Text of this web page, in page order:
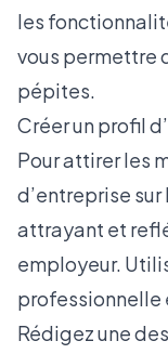
les
vous permettre
pépites.
Créer un profil
Pour attirer les
d’entreprise
attrayant et
employeur.
professionnelle
Rédigez une